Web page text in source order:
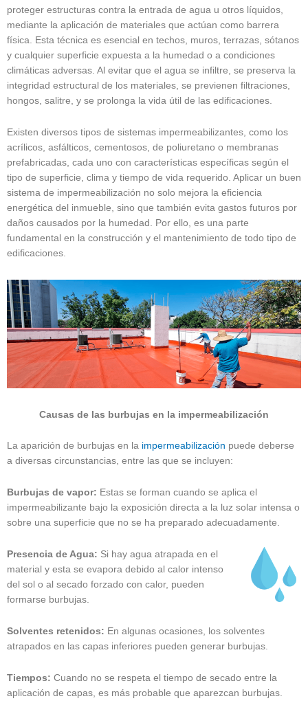
proteger estructuras contra la entrada de agua u otros líquidos,
mediante la aplicación de materiales que actúan como barrera
física. Esta técnica es esencial en techos, muros, terrazas, sótanos
y cualquier superficie expuesta a la humedad o a condiciones
climáticas adversas. Al evitar que el agua se infiltre, se preserva la
integridad estructural de los materiales, se previenen filtraciones,
hongos, salitre, y se prolonga la vida útil de las edificaciones.
Existen diversos tipos de sistemas impermeabilizantes, como los
acrílicos, asfálticos, cementosos, de poliuretano o membranas
prefabricadas, cada uno con características específicas según el
tipo de superficie, clima y tiempo de vida requerido. Aplicar un buen
sistema de impermeabilización no solo mejora la eficiencia
energética del inmueble, sino que también evita gastos futuros por
daños causados por la humedad. Por ello, es una parte
fundamental en la construcción y el mantenimiento de todo tipo de
edificaciones.
Causas de las burbujas en la impermeabilización
La aparición de burbujas en la impermeabilización puede deberse
a diversas circunstancias, entre las que se incluyen:
Burbujas de vapor: Estas se forman cuando se aplica el
impermeabilizante bajo la exposición directa a la luz solar intensa o
sobre una superficie que no se ha preparado adecuadamente.
Presencia de Agua: Si hay agua atrapada en el
material y esta se evapora debido al calor intenso
del sol o al secado forzado con calor, pueden
formarse burbujas.
Solventes retenidos: En algunas ocasiones, los solventes
atrapados en las capas inferiores pueden generar burbujas.
Tiempos: Cuando no se respeta el tiempo de secado entre la
aplicación de capas, es más probable que aparezcan burbujas.